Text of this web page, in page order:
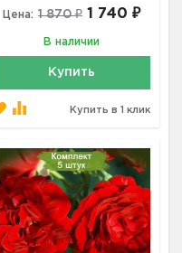
Цена: 1 870 ₽ 1 740 ₽
В наличии
Купить
Купить в 1 клик